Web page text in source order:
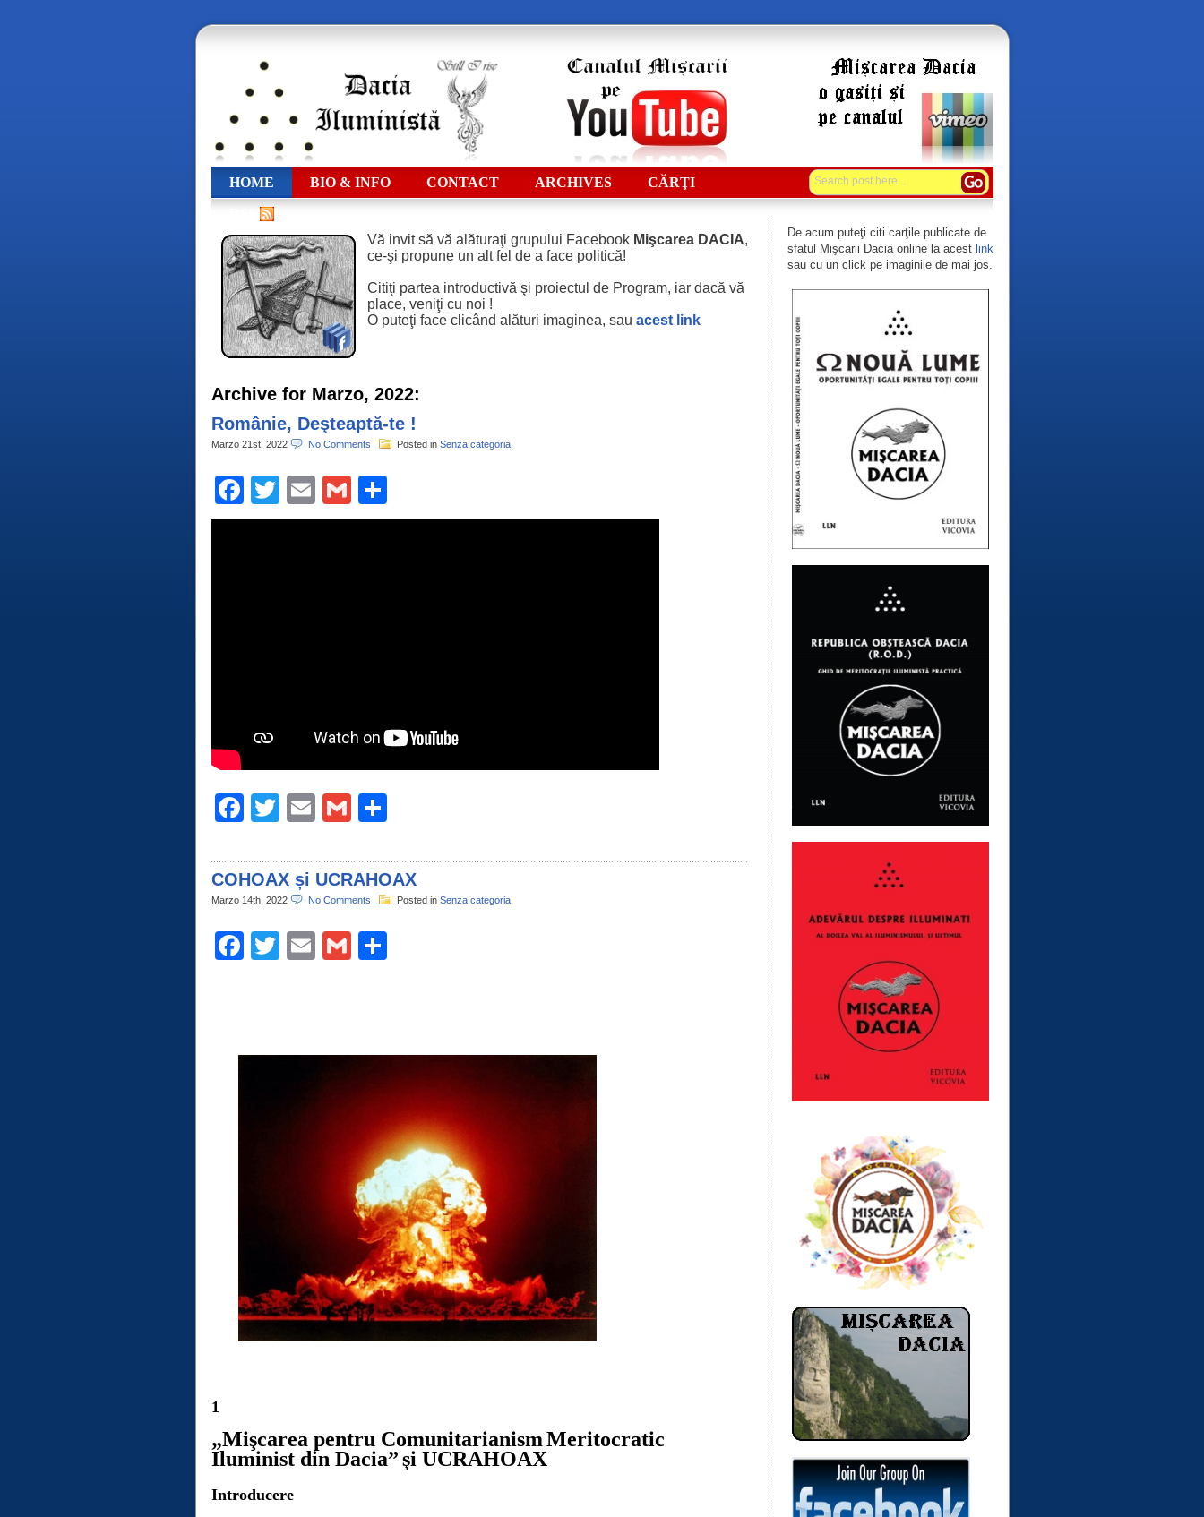
HOME BIO & INFO CONTACT ARCHIVES CĂRŢI
Vă invit să vă alăturaţi grupului Facebook Mişcarea DACIA,
ce-şi propune un alt fel de a face politică!
Citiţi partea introductivă şi proiectul de Program, iar dacă vă
place, veniţi cu noi !
O puteţi face clicând alături imaginea, sau acest link
Archive for Marzo, 2022:
Românie, Deşteaptă-te !
Marzo 21st, 2022 No Comments Posted in Senza categoria
Facebook
TwitterEmailGmail
Facebook
TwitterEmailGmail
COHOAX și UCRAHOAX
Marzo 14th, 2022 No Comments Posted in Senza categoria
Facebook
TwitterEmailGmail
1
„Mişcarea pentru ComunitarianismMeritocratic
Iluministdin Dacia”şi UCRAHOAX
Introducere
De acum puteţi citi carţile publicate de
sfatul Mişcarii Dacia online la acest link
sau cu un click pe imaginile de mai jos.